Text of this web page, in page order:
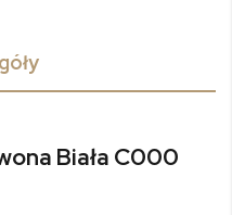
Biała C000